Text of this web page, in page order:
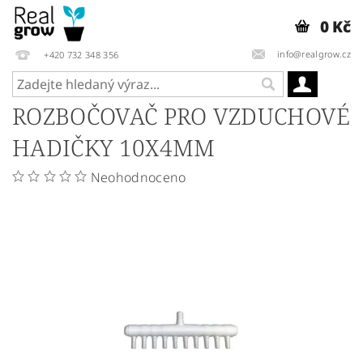
+420 732 348 356 info@realgrow.cz
0 Kč
ROZBOČOVAČ PRO VZDUCHOVÉ
HADIČKY 10X4MM
Neohodnoceno